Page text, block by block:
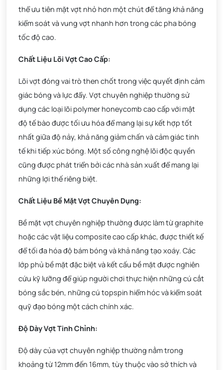
thể ưu tiên mặt vợt nhỏ hơn một chút để tăng khả năng
kiểm soát và vung vợt nhanh hơn trong các pha bóng
tốc độ cao.
Chất Liệu Lõi Vợt Cao Cấp:
Lõi vợt đóng vai trò then chốt trong việc quyết định cảm
giác bóng và lực đẩy. Vợt chuyên nghiệp thường sử
dụng các loại lõi polymer honeycomb cao cấp với mật
độ tế bào được tối ưu hóa để mang lại sự kết hợp tốt
nhất giữa độ nảy, khả năng giảm chấn và cảm giác tinh
tế khi tiếp xúc bóng. Một số công nghệ lõi độc quyền
cũng được phát triển bởi các nhà sản xuất để mang lại
những lợi thế riêng biệt.
Chất Liệu Bề Mặt Vợt Chuyên Dụng:
Bề mặt vợt chuyên nghiệp thường được làm từ graphite
hoặc các vật liệu composite cao cấp khác, được thiết kế
để tối đa hóa độ bám bóng và khả năng tạo xoáy. Các
lớp phủ bề mặt đặc biệt và kết cấu bề mặt được nghiên
cứu kỹ lưỡng để giúp người chơi thực hiện những cú cắt
bóng sắc bén, những cú topspin hiểm hóc và kiểm soát
quỹ đạo bóng một cách chính xác.
Độ Dày Vợt Tinh Chỉnh:
Độ dày của vợt chuyên nghiệp thường nằm trong
khoảng từ 12mm đến 16mm, tùy thuộc vào sở thích và